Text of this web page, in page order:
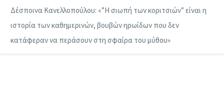
Δέσποινα Κανελλοπούλου: «”Η σιωπή των κοριτσιών” είναι η
ιστορία των καθημερινών, βουβών ηρωίδων που δεν
κατάφεραν να περάσουν στη σφαίρα του μύθου»